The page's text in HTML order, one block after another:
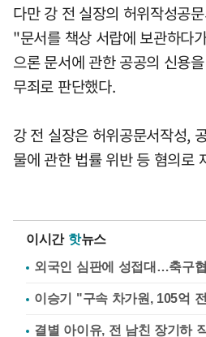
다만 강 전 실장의 허위작성공
"문서를 책상 서랍에 보관하다
으론 문서에 관한 공공의 신용
무죄로 판단했다.
강 전 실장은 허위공문서작성,
물에 관한 법률 위반 등 혐의로
이시간 핫뉴스
외국인 심판에 성접대…축구
이승기 "구속 차가원, 105억
결별 아이유, 전 남친 장기하